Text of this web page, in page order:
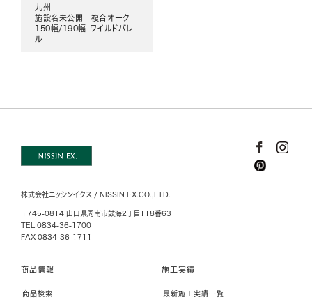
九州
施設名未公開 複合オーク
150幅/190幅 ワイルドバレ
ル
株式会社ニッシンイクス / NISSIN EX.CO.,LTD.
〒745-0814 山口県周南市鼓海2丁目118番63
TEL 0834-36-1700
FAX 0834-36-1711
商品情報
商品検索
施工実績
最新施工実績一覧